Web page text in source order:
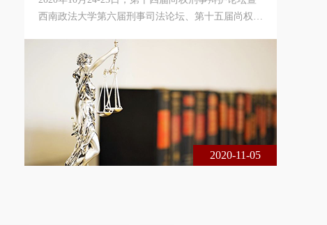
西南政法大学第六届刑事司法论坛、第十五届尚权青
政法大学诉讼法与司法改革研究中心、中国政法大学
国家法律援助研究院与北京市尚权律师事务所联合主
办。论坛的主题是中国刑事诉讼法制四十年：回顾与
展望。本届论坛采用线下、线上相结合的方式进行，
共200余名专家学者、法律实务界人士出席了本届论
坛，在线实时收看达1 6万余人次。
2020-11-05